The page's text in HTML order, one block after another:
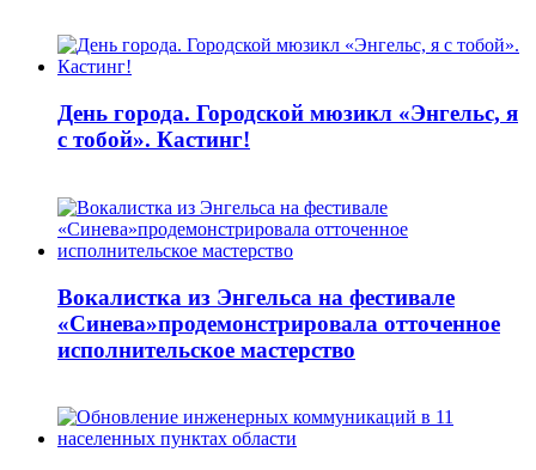
День города. Городской мюзикл «Энгельс, я
с тобой». Кастинг!
Вокалистка из Энгельса на фестивале
«Синева»продемонстрировала отточенное
исполнительское мастерство